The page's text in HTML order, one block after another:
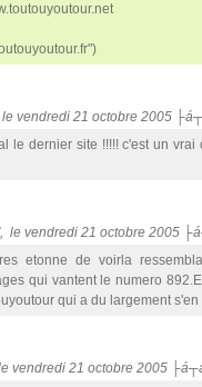
vendredi 21 octobre 2005
le dernier site !!!!! c'est un
le vendredi 21 octobre 2005
etonne de voirla
qui vantent le numero
qui a du largement s'en
vendredi 21 octobre 2005